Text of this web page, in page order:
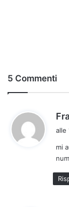
5 Commenti
alle
mi